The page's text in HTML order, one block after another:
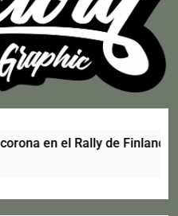
en el Rally de Finlandia